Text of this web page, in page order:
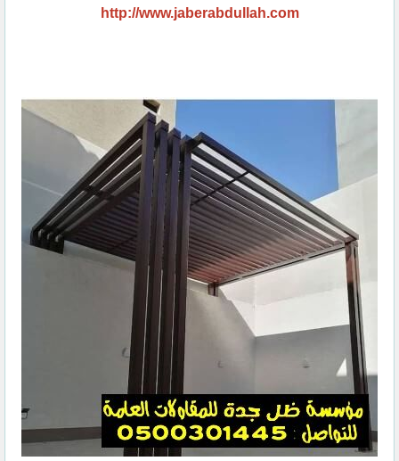
http://www.jaberabdullah.com